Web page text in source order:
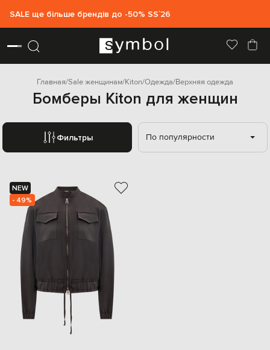
SALE ще більше брендів до -50% SS`26
Главная Sale женщинам Kiton Одежда Верхняя одежда
Бомберы Kiton для женщин
Фильтры По популярности
NEW
- 49%